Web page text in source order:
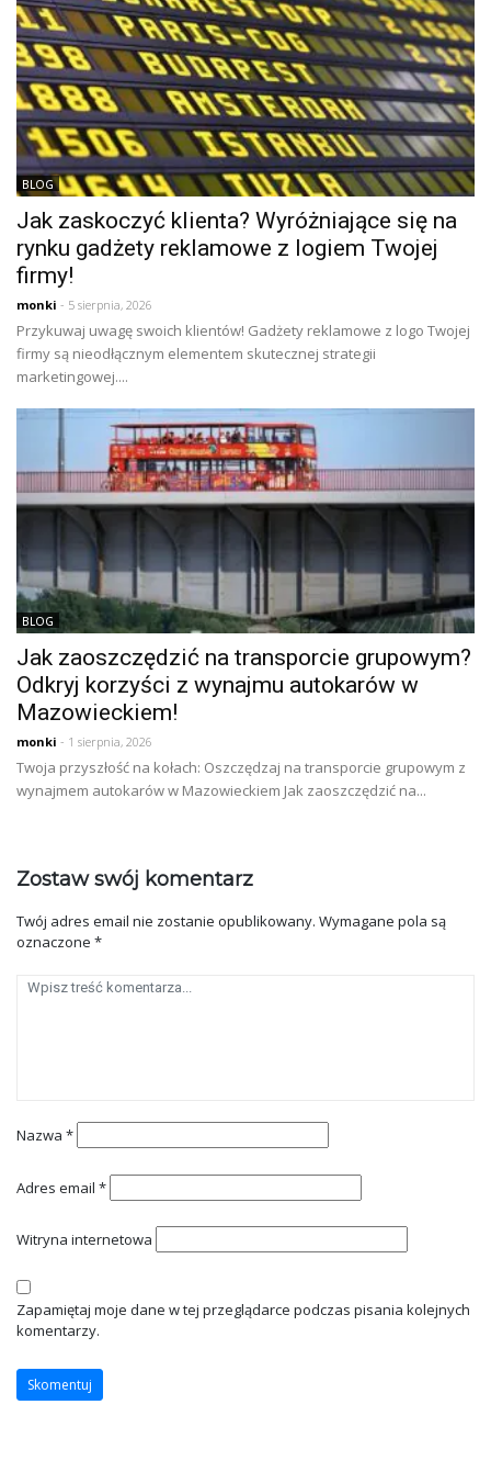
BLOG
Jak zaskoczyć klienta? Wyróżniające się na
rynku gadżety reklamowe z logiem Twojej
firmy!
monki - 5 sierpnia, 2026
Przykuwaj uwagę swoich klientów! Gadżety reklamowe z logo Twojej
firmy są nieodłącznym elementem skutecznej strategii
marketingowej....
BLOG
Jak zaoszczędzić na transporcie grupowym?
Odkryj korzyści z wynajmu autokarów w
Mazowieckiem!
monki - 1 sierpnia, 2026
Twoja przyszłość na kołach: Oszczędzaj na transporcie grupowym z
wynajmem autokarów w Mazowieckiem Jak zaoszczędzić na...
Zostaw swój komentarz
Twój adres email nie zostanie opublikowany. Wymagane pola są
oznaczone *
Nazwa *
Adres email *
Witryna internetowa
Zapamiętaj moje dane w tej przeglądarce podczas pisania kolejnych
komentarzy.